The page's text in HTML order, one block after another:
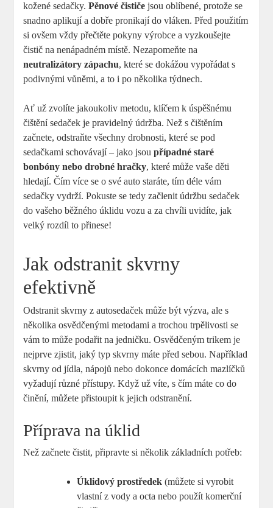
kožené sedačky.Pěnové čističe jsou oblíbené, protože se
snadno aplikují a dobře pronikají do vláken. Před použitím
si ovšem vždy přečtěte pokyny výrobce a vyzkoušejte
čistič na nenápadném místě. Nezapomeňte na
neutralizátory zápachu, které se dokážou vypořádat s
podivnými vůněmi, a to i po několika týdnech.
Ať už zvolíte jakoukoliv metodu, klíčem k úspěšnému
čištění sedaček je pravidelný údržba. Než s čištěním
začnete, odstraňte všechny drobnosti, které se pod
sedačkami schovávají – jako jsoupřípadné staré
bonbóny nebo drobné hračky, které může vaše děti
hledají. Čím více se o své auto staráte, tím déle vám
sedačky vydrží. Pokuste se tedy začlenit údržbu sedaček
do vašeho běžného úklidu vozu a za chvíli uvidíte, jak
velký rozdíl to přinese!
Jak odstranit skvrny
efektivně
Odstranit skvrny z autosedaček může být výzva, ale s
několika osvědčenými metodami a trochou trpělivosti se
vám to může podařit na jedničku. Osvědčeným trikem je
nejprve zjistit, jaký typ skvrny máte před sebou. Například
skvrny od jídla, nápojů nebo dokonce domácích mazlíčků
vyžadují různé přístupy. Když už víte, s čím máte co do
činění, můžete přistoupit k jejich odstranění.
Příprava na úklid
Než začnete čistit, připravte si několik základních potřeb:
Úklidový prostředek (můžete si vyrobit
vlastní z vody a octa nebo použít komerční